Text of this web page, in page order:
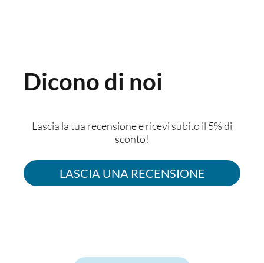
Dicono di noi
Lascia la tua recensione e ricevi subito il 5% di
sconto!
LASCIA UNA RECENSIONE